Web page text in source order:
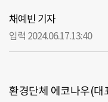
채예빈 기자
입력 2024.06.17.13:40
환경단체 에코나우(대